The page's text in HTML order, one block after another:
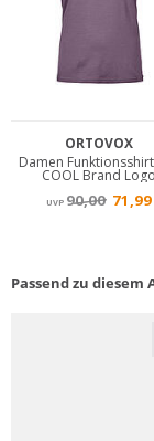
Passend zu diesem